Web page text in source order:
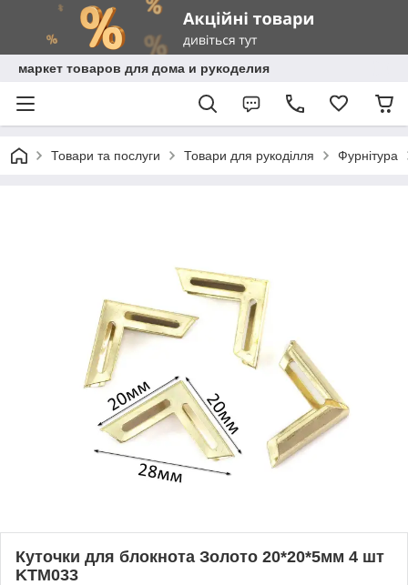
маркет товаров для дома и рукоделия
Товари та послуги Товари для рукоділля Фурнітура
Куточки для блокнота Золото 20*20*5мм 4 шт
KTM033